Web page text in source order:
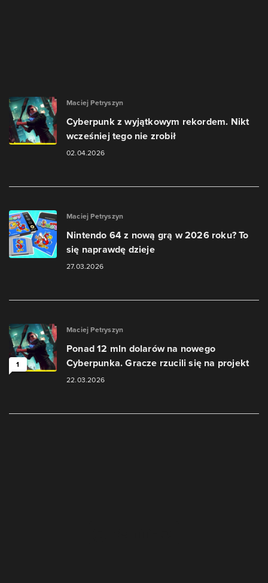
Maciej Petryszyn
Cyberpunk z wyjątkowym rekordem. Nikt
wcześniej tego nie zrobił
02.04.2026
Maciej Petryszyn
Nintendo 64 z nową grą w 2026 roku? To
się naprawdę dzieje
27.03.2026
1
Maciej Petryszyn
Ponad 12 mln dolarów na nowego
Cyberpunka. Gracze rzucili się na projekt
22.03.2026